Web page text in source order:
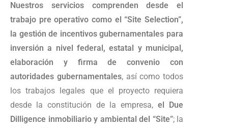
Nuestros servicios comprenden desde el
trabajo pre operativo como el “Site Selection”,
la gestión de incentivos gubernamentales para
inversión a nivel federal, estatal y municipal,
elaboración y firma de convenio con
autoridades gubernamentales, así como todos
los trabajos legales que el proyecto requiera
desde la constitución de la empresa, el Due
Dilligence inmobiliario y ambiental del “Site”; la